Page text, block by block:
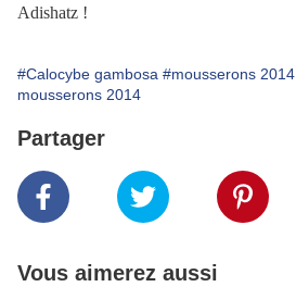
Adishatz !
#Calocybe gambosa #mousserons 2014
mousserons 2014
Partager
Vous aimerez aussi